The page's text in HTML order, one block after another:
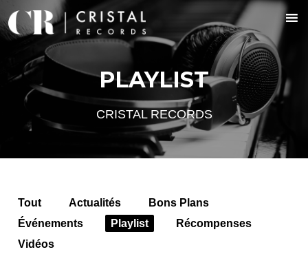
PLAYLIST
CRISTAL RECORDS
Tout Actualités
Bons Plans
Événements
Playlist
Récompenses
Vidéos